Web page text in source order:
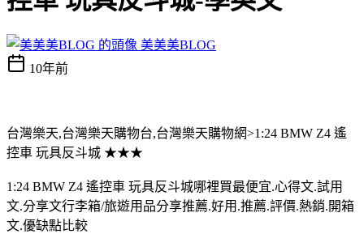
美美美BLOG
10年前
台灣樂天,台灣樂天購物台,台灣樂天購物網>1:24 BMW Z4 遙
控車 玩具反斗城 ★★★
1:24 BMW Z4 遙控車 玩具反斗城哪裡買最便宜.心得文.試用
文.分享文行李箱/旅遊用品分享推薦.好用.推薦.評價.熱銷.開箱
文.優缺點比較